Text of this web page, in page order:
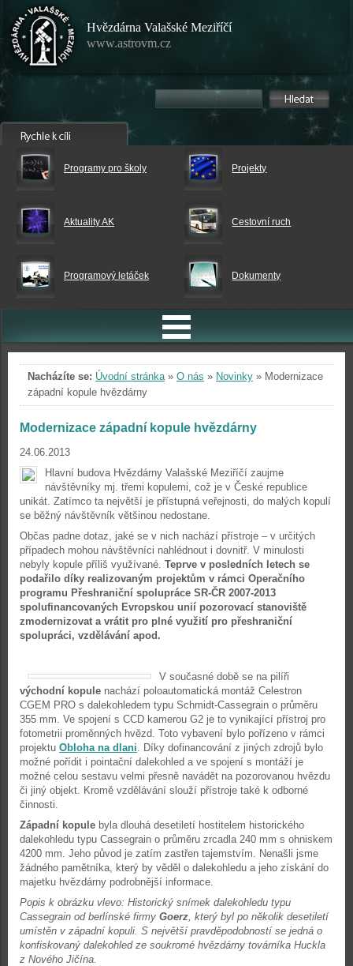
Hvězdárna Valašské Meziříčí
www.astrovm.cz
Programy pro školy Projekty
Aktuality AK Cestovní ruch
Programový letáček Dokumenty
Nacházíte se: Úvodní stránka» O nás » Novinky » Modernizace
západní kopule hvězdárny
Modernizace západní kopule hvězdárny
24.06.2013
Hlavní budova Hvězdárny Valašské Meziříčí zaujme
návštěvníky mj. třemi kopulemi, což je v České republice
unikát. Zatímco ta největší je přístupná veřejnosti, do malých kopulí
se běžný návštěvník většinou nedostane.
Občas padne dotaz, jaké se v nich nachází přístroje – v určitých
případech mohou návštěvníci nahlédnout i dovnitř. V minulosti
nebyly kopule příliš využívané. Teprve v posledních letech se
podařilo díky realizovaným projektům v rámci Operačního
programu Přeshraniční spolupráce SR-ČR 2007-2013
spolufinancovaných Evropskou unií pozorovací stanoviště
zmodernizovat a vrátit pro plné využití pro přeshraniční
spolupráci, vzdělávání apod.
V současné době se na pilíři
východní kopule nachází poloautomatická montáž Celestron
CGEM PRO s dalekohledem typu Schmidt-Cassegrain o průměru
355 mm. Ve spojení s CCD kamerou G2 je to vynikající přístroj pro
fotometrii proměnných hvězd. Toto vybavení bylo pořízeno v rámci
projektu Obloha na dlani. Díky dofinancování z jiných zdrojů bylo
možné pořídit i pointační dalekohled a ve spojení s montáží je
možné celou sestavu velmi přesně navádět na pozorovanou hvězdu
či jiný objekt. Kromě vzdělávání slouží přístroje také k odborné
činnosti.
Západní kopule byla dlouhá desetiletí hostitelem historického
dalekohledu typu Cassegrain o průměru zrcadla 240 mm s ohniskem
4200 mm. Jeho původ je zatím zastřen tajemstvím. Nenašli jsme
žádného pamětníka, který by věděl o dalekohledu a jeho získání do
majetku hvězdárny podrobnější informace.
Popis k obrázku vlevo: Historický snímek dalekohledu typu
Cassegrain od berlínské firmy Goerz, který byl po několik desetiletí
umístěn v západní kopuli. S největší pravděpodobností se jedná o
konfiskovaný dalekohled ze soukromé hvězdárny továrníka Huckla
z Nového Jičína.